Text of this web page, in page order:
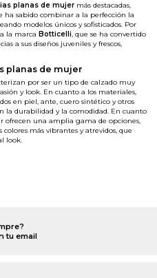
planas de mujer más destacadas,
ha sabido combinar a la perfección la
modelos únicos y sofisticados. Por
la marca Botticelli, que se ha convertido
a sus diseños juveniles y frescos,
planas de mujer
por ser un tipo de calzado muy
y look. En cuanto a los materiales,
en piel, ante, cuero sintético y otros
la durabilidad y la comodidad. En cuanto
ofrecen una amplia gama de opciones,
colores más vibrantes y atrevidos, que
look.
tu email